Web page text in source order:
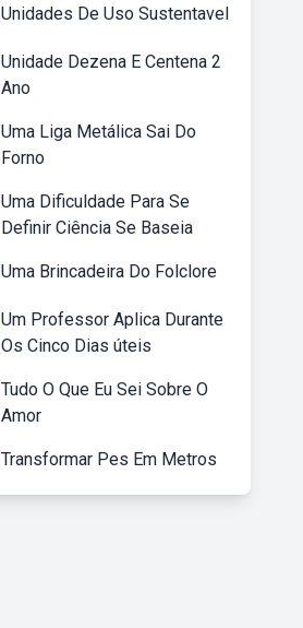
Unidades De Uso Sustentavel
Unidade Dezena E Centena 2
Ano
Uma Liga Metálica Sai Do
Forno
Uma Dificuldade Para Se
Definir Ciência Se Baseia
Uma Brincadeira Do Folclore
Um Professor Aplica Durante
Os Cinco Dias úteis
Tudo O Que Eu Sei Sobre O
Amor
Transformar Pes Em Metros